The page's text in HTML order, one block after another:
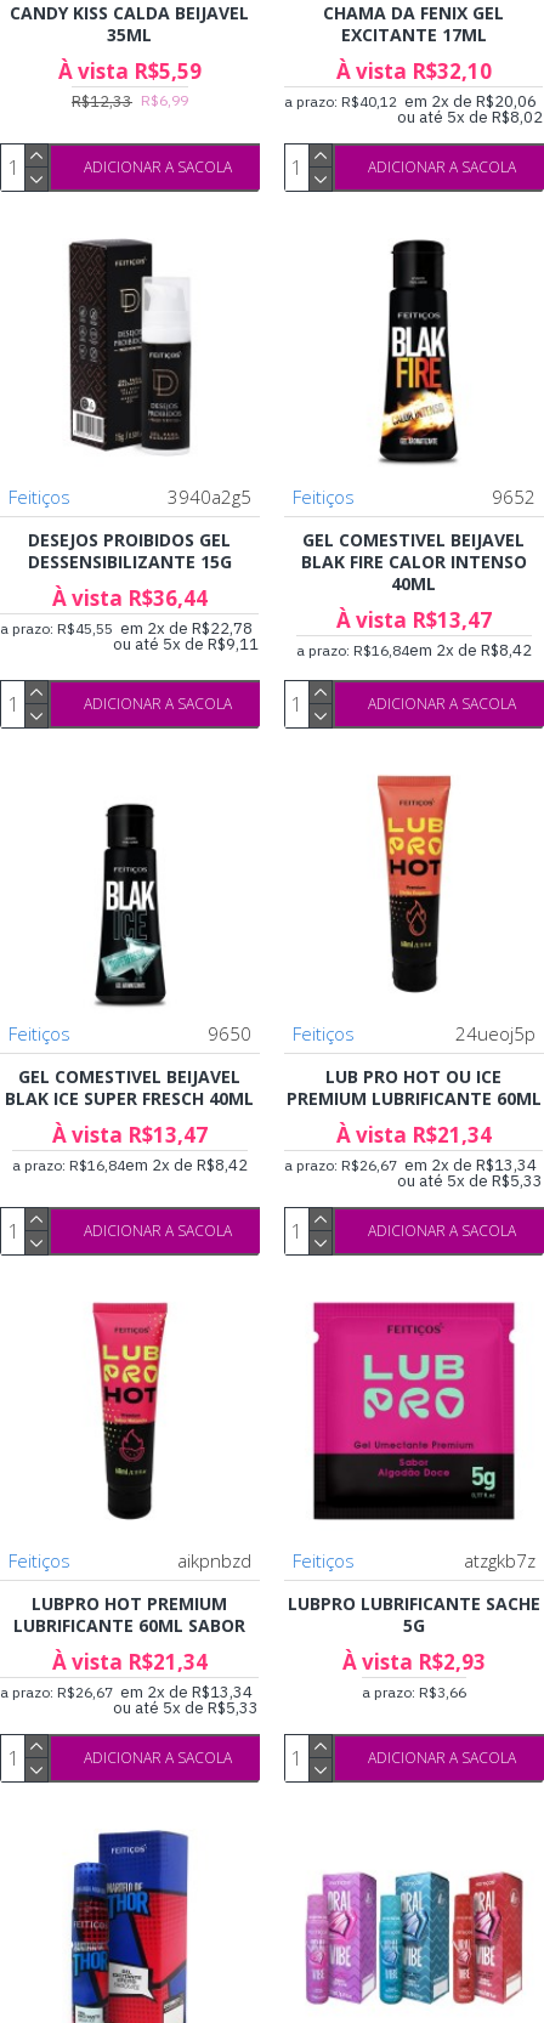
CANDY KISS CALDA BEIJAVEL
35ML
À vista R$5,59
R$6,99
R$12,33
ADICIONAR A SACOLA
CHAMA DA FENIX GEL
EXCITANTE 17ML
À vista R$32,10
a prazo: R$40,12 em 2x de R$20,06
ou até 5x de R$8,02
ADICIONAR A SACOLA
Feitiços 3940a2g5
DESEJOS PROIBIDOS GEL
DESSENSIBILIZANTE 15G
À vista R$36,44
a prazo: R$45,55 em 2x de R$22,78
ou até 5x de R$9,11
ADICIONAR A SACOLA
Feitiços 9652
GEL COMESTIVEL BEIJAVEL
BLAK FIRE CALOR INTENSO
40ML
À vista R$13,47
a prazo: R$16,84em 2x de R$8,42
ADICIONAR A SACOLA
Feitiços 9650
GEL COMESTIVEL BEIJAVEL
BLAK ICE SUPER FRESCH 40ML
À vista R$13,47
a prazo: R$16,84em 2x de R$8,42
ADICIONAR A SACOLA
Feitiços 24ueoj5p
LUB PRO HOT OU ICE
PREMIUM LUBRIFICANTE 60ML
À vista R$21,34
a prazo: R$26,67 em 2x de R$13,34
ou até 5x de R$5,33
ADICIONAR A SACOLA
Feitiços aikpnbzd
LUBPRO HOT PREMIUM
LUBRIFICANTE 60ML SABOR
À vista R$21,34
a prazo: R$26,67 em 2x de R$13,34
ou até 5x de R$5,33
ADICIONAR A SACOLA
Feitiços atzgkb7z
LUBPRO LUBRIFICANTE SACHE
5G
À vista R$2,93
a prazo: R$3,66
ADICIONAR A SACOLA